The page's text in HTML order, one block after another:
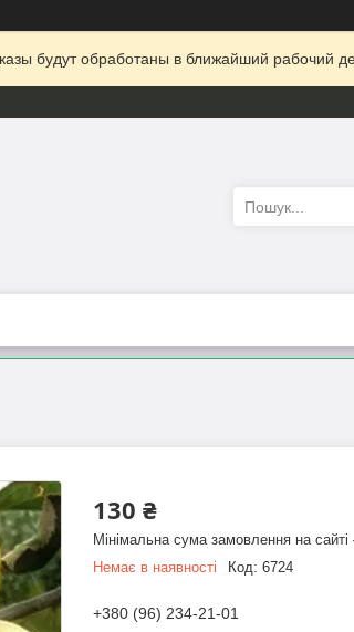
будут обработаны в ближайший рабочий
130 ₴
Мінімальна сума замовлення на
Немає в наявності
Код: 6724
+380 (96) 234-21-01